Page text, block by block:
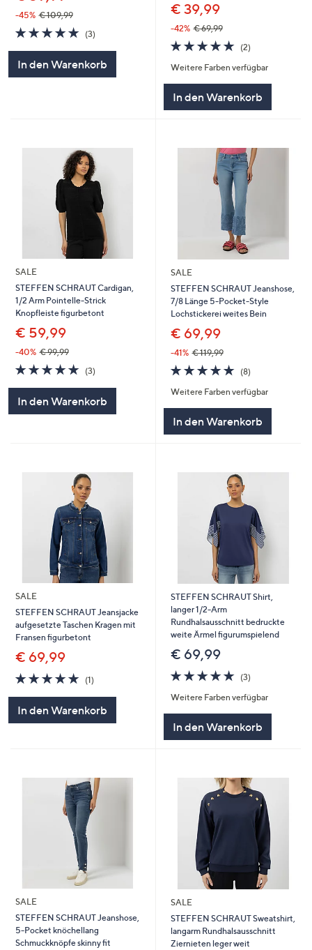
-45% € 109,99
5.0
von
(3)3
In den Warenkorb
€ 39,99
-42% € 69,99
5.0
von
5
(2)2
Weitere Farben verfügbar
In den Warenkorb
SALE
STEFFEN SCHRAUT Cardigan,
1/2 Arm Pointelle-Strick
Knopfleiste figurbetont
€ 59,99
-40% € 99,99
5.0
von
(3)3
In den Warenkorb
SALE
STEFFEN SCHRAUT Jeanshose,
7/8 Länge 5-Pocket-Style
Lochstickerei weites Bein
€ 69,99
-41% € 119,99
5.0
von
5
(8)8
Weitere Farben verfügbar
In den Warenkorb
SALE
STEFFEN SCHRAUT Jeansjacke
aufgesetzte Taschen Kragen mit
Fransen figurbetont
€ 69,99
5.0
von
(1)1
In den Warenkorb
STEFFEN SCHRAUT Shirt,
langer 1/2-Arm
Rundhalsausschnitt bedruckte
weite Ärmel figurumspielend
€ 69,99
5.0
von
5
(3)3
Weitere Farben verfügbar
In den Warenkorb
SALE
STEFFEN SCHRAUT Jeanshose,
5-Pocket knöchellang
Schmuckknöpfe skinny fit
SALE
STEFFEN SCHRAUT Sweatshirt,
langarm Rundhalsausschnitt
Ziernieten leger weit